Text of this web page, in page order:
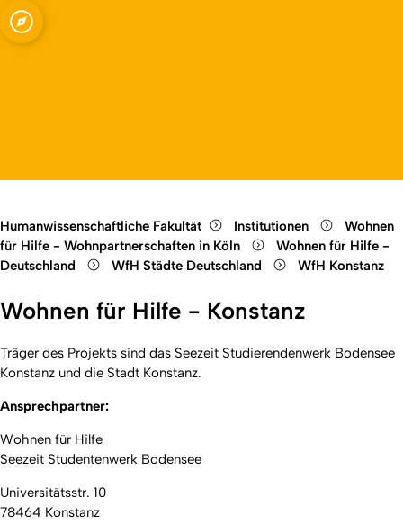
Open quicklink menu
Humanwissenschaftliche Fakultät Institutionen
Wohnen
für Hilfe - Wohnpartnerschaften in Köln
Wohnen für Hilfe -
Deutschland
WfH Städte Deutschland WfH Konstanz
Wohnen für Hilfe - Konstanz
Träger des Projekts sind das Seezeit Studierendenwerk Bodensee
Konstanz und die Stadt Konstanz.
Ansprechpartner:
Wohnen für Hilfe
Seezeit Studentenwerk Bodensee
Universitätsstr. 10
78464 Konstanz